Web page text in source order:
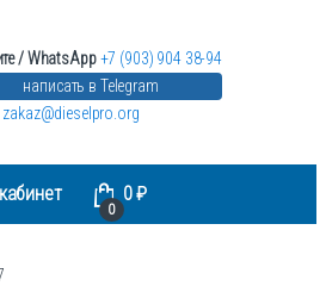
/ WhatsApp+7 (903) 904 38-94
написать в Telegram
zakaz@dieselpro.org
0
0₽